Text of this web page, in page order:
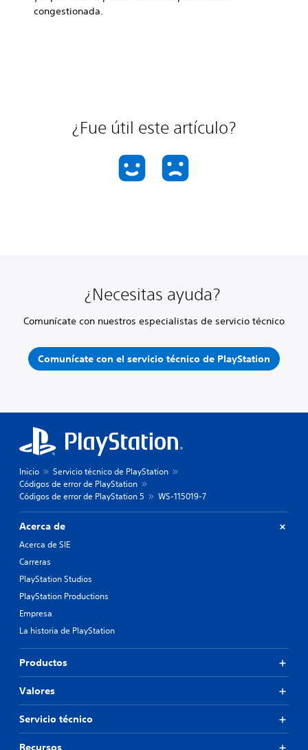
congestionada.
¿Fue útil este artículo?
¿Necesitas ayuda?
Comunícate con nuestros especialistas de servicio técnico
Comunícate con el servicio técnico de PlayStation
Inicio
Servicio técnico de PlayStation
Códigos de error de PlayStation
Códigos de error de PlayStation 5
WS-115019-7
Acerca de
Acerca de SIE
Carreras
PlayStation Studios
PlayStation Productions
Empresa
La historia de PlayStation
Productos
Valores
Servicio técnico
Recursos